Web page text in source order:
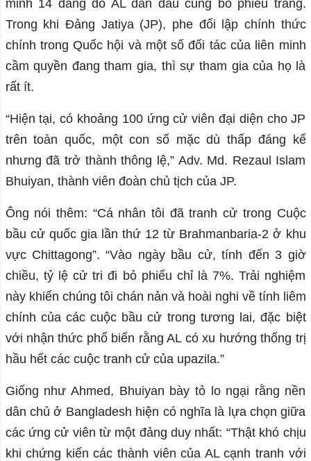
minh 14 đảng do AL dẫn đầu cũng bỏ phiếu trắng.
Trong khi Đảng Jatiya (JP), phe đối lập chính thức
chính trong Quốc hội và một số đối tác của liên minh
cầm quyền đang tham gia, thì sự tham gia của họ là
rất ít.
“Hiện tại, có khoảng 100 ứng cử viên đại diện cho JP
trên toàn quốc, một con số mặc dù thấp đáng kể
nhưng đã trở thành thông lệ,” Adv. Md. Rezaul Islam
Bhuiyan, thành viên đoàn chủ tịch của JP.
Ông nói thêm: “Cá nhân tôi đã tranh cử trong Cuộc
bầu cử quốc gia lần thứ 12 từ Brahmanbaria-2 ở khu
vực Chittagong”. “Vào ngày bầu cử, tính đến 3 giờ
chiều, tỷ lệ cử tri đi bỏ phiếu chỉ là 7%. Trải nghiệm
này khiến chúng tôi chán nản và hoài nghi về tính liêm
chính của các cuộc bầu cử trong tương lai, đặc biệt
với nhận thức phổ biến rằng AL có xu hướng thống trị
hầu hết các cuộc tranh cử của upazila.”
Giống như Ahmed, Bhuiyan bày tỏ lo ngại rằng nền
dân chủ ở Bangladesh hiện có nghĩa là lựa chọn giữa
các ứng cử viên từ một đảng duy nhất: “Thật khó chịu
khi chứng kiến ​​các thành viên của AL cạnh tranh với